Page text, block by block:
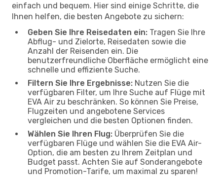
einfach und bequem. Hier sind einige Schritte, die
Ihnen helfen, die besten Angebote zu sichern:
Geben Sie Ihre Reisedaten ein: Tragen Sie Ihre
Abflug- und Zielorte, Reisedaten sowie die
Anzahl der Reisenden ein. Die
benutzerfreundliche Oberfläche ermöglicht eine
schnelle und effiziente Suche.
Filtern Sie Ihre Ergebnisse: Nutzen Sie die
verfügbaren Filter, um Ihre Suche auf Flüge mit
EVA Air zu beschränken. So können Sie Preise,
Flugzeiten und angebotene Services
vergleichen und die besten Optionen finden.
Wählen Sie Ihren Flug: Überprüfen Sie die
verfügbaren Flüge und wählen Sie die EVA Air-
Option, die am besten zu Ihrem Zeitplan und
Budget passt. Achten Sie auf Sonderangebote
und Promotion-Tarife, um maximal zu sparen!